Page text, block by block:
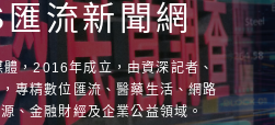
流新聞網
體，2016年成立，由資深記者、
專精數位匯流、醫藥生活、網路
、金融財經及企業公益領域。